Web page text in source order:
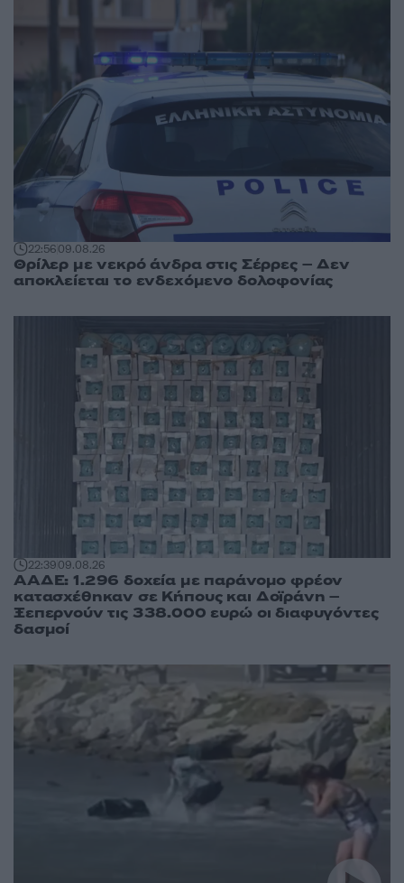
22:5609.08.26
Θρίλερ με νεκρό άνδρα στις Σέρρες – Δεν
αποκλείεται το ενδεχόμενο δολοφονίας
22:3909.08.26
ΑΑΔΕ: 1.296 δοχεία με παράνομο φρέον
κατασχέθηκαν σε Κήπους και Δοϊράνη –
Ξεπερνούν τις 338.000 ευρώ οι διαφυγόντες
δασμοί